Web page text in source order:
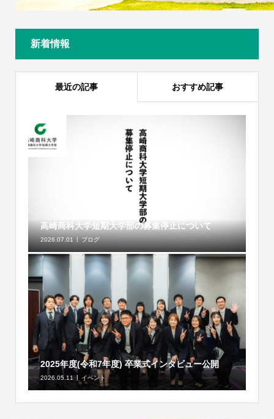
新着情報
最近の記事 おすすめ記事
高崎商科大学短期大学部の募集停止について
2026.07.01 ブログ
2025年度(令和7年度) 卒業式インタビュー公開
2026.05.11 イベント